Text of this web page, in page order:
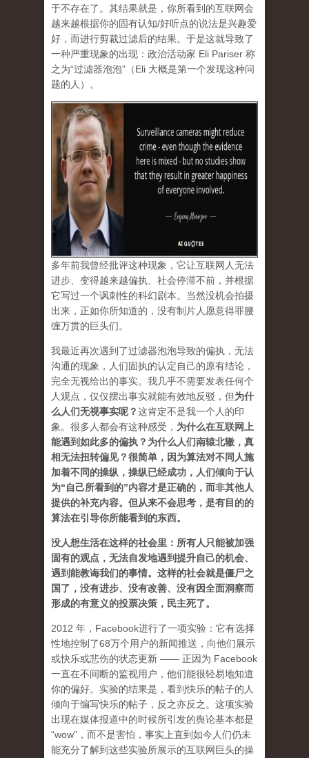
于不存在了。其结果就是，你所看到的互联网会
越来越根据你的固有认知/好听点的说法是兴趣爱
好，而进行剪裁过滤后的结果。于是这就导致了
一种严重现象的出现：政治活动家 Eli Pariser 称
之为“过滤器泡泡” （Eli 大概是第一个发现这种问
题的人）。
多年前我曾经批评这种现象，它让互联网人无法
进步、变得越来越偏执、社会停滞不前，并根据
它写过一个讽刺性的科幻剧本。当然没机会拍摄
出来，正如你所知道的，没有制片人愿意得罪腰
缠万贯的巨头们。
我最近再次遇到了过滤器泡泡导致的偏执，无法
沟通的现象，人们固执的认定自己的原有结论，
完全无视给出的事实。我几乎不需要发表任何个
人观点，仅仅摆出事实就能有效地反驳，但为什
么人们无视事实呢？这肯定不是我一个人的印
象。很多人都会有这种感受， 为什么在互联网上
能遇到如此多的偏执？为什么人们南辕北辙，真
相无法扭转偏见？很简单，因为算法对不同人施
加着不同的操纵，操纵已经成功，人们倾向于认
为“自己所看到的”内容才是正确的，而非其他人
提供的补充内容。但从来不会思考，是有目的的
算法在引导你所能看到的东西。
没人想生活在这样的社会里：所有人只能被加强
固有的观点，无法自发地遇到提升自己的机会、
遇到能教诲我们的事情。这样的社会就是僵尸之
国了，没有进步、没有改善、没有因全面洞察而
形成的有意义的投票决策，民主死了。
2012 年，Facebook进行了一项实验：它有选择
性地控制了68万个用户的新闻推送，向他们展示
或快乐或悲伤的状态更新 —— 正因为 Facebook
一直在不间断的监视用户，他们能很轻易地知道
你的偏好。实验的结果是，看到快乐的帖子的人
倾向于编写快乐的帖子，反之亦反之。这项实验
出现在媒体报道中的时候所引发的舆论基本都是
“wow”，而不是害怕，事实上直到如今人们仍未
能充分了解到这些实验所展示的互联网巨头的操